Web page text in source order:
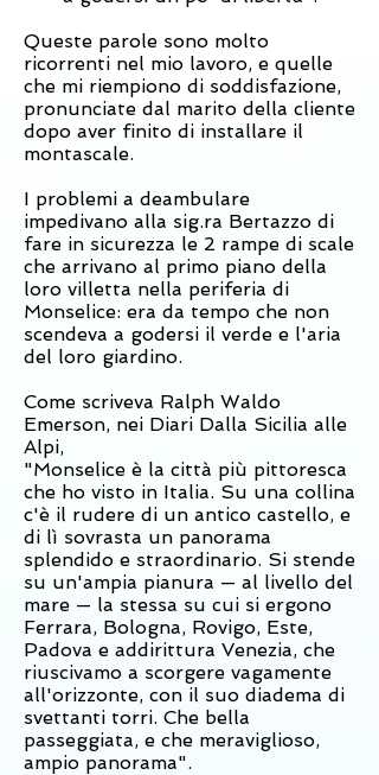
Queste parole sono molto
ricorrenti nel mio lavoro, e quelle
che mi riempiono di soddisfazione,
pronunciate dal marito della cliente
dopo aver finito di installare il
montascale.
I problemi a deambulare
impedivano alla sig.ra Bertazzo di
fare in sicurezza le 2 rampe di scale
che arrivano al primo piano della
loro villetta nella periferia di
Monselice: era da tempo che non
scendeva a godersi il verde e l'aria
del loro giardino.
Come scriveva Ralph Waldo
Emerson, nei Diari Dalla Sicilia alle
Alpi,
"Monselice è la città più pittoresca
che ho visto in Italia. Su una collina
c'è il rudere di un antico castello, e
di lì sovrasta un panorama
splendido e straordinario. Si stende
su un'ampia pianura — al livello del
mare — la stessa su cui si ergono
Ferrara, Bologna, Rovigo, Este,
Padova e addirittura Venezia, che
riuscivamo a scorgere vagamente
all'orizzonte, con il suo diadema di
svettanti torri. Che bella
passeggiata, e che meraviglioso,
ampio panorama".